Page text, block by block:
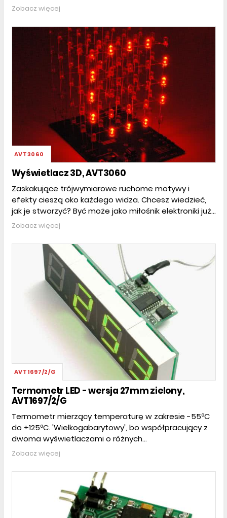
Zobacz więcej
AVT3060
Wyświetlacz 3D, AVT3060
Zaskakujące trójwymiarowe ruchome motywy i
efekty cieszą oko każdego widza. Chcesz wiedzieć,
jak je stworzyć? Być może jako miłośnik elektroniki już...
Zobacz więcej
AVT1697/2/G
Termometr LED - wersja 27mm zielony,
AVT1697/2/G
Termometr mierzący temperaturę w zakresie -55ºC
do +125ºC. 'Wielkogabarytowy', bo współpracujący z
dwoma wyświetlaczami o różnych...
Zobacz więcej